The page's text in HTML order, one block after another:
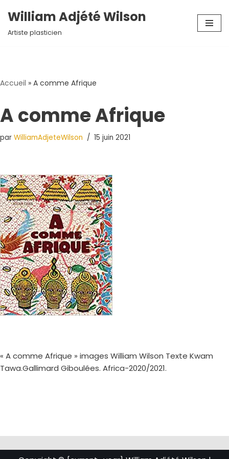
William Adjété Wilson
Artiste plasticien
Accueil » A comme Afrique
A comme Afrique
par WilliamAdjeteWilson 15 juin 2021
« A comme Afrique » images William Wilson Texte Kwam
Tawa.Gallimard Giboulées. Africa-2020/2021.